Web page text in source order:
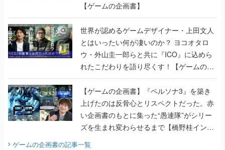
【ゲームの企画書】
世界が認めるゲームデザイナー・上田文人
とはいったい何が凄いのか？ ヨコオタロ
ウ・外山圭一郎らと共に『ICO』に込めら
れたこだわりを語り尽くす！【ゲームの企
画書】
【ゲームの企画書】『ペルソナ3』を築き
上げたのは反骨心とリスペクトだった。赤
い企画書のもとに集った“愚連隊”がシリー
ズを生まれ変わらせるまで【橋野桂インタ
ビュー】
ゲームの企画書の記事一覧